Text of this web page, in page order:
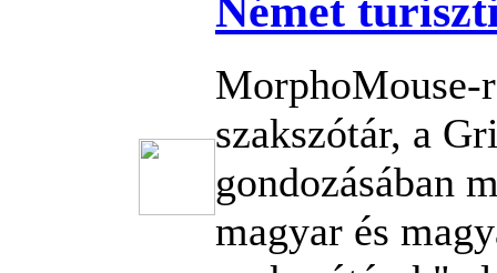
Német
MorphoMouse-
szakszótár, a
gondozásában
magyar és